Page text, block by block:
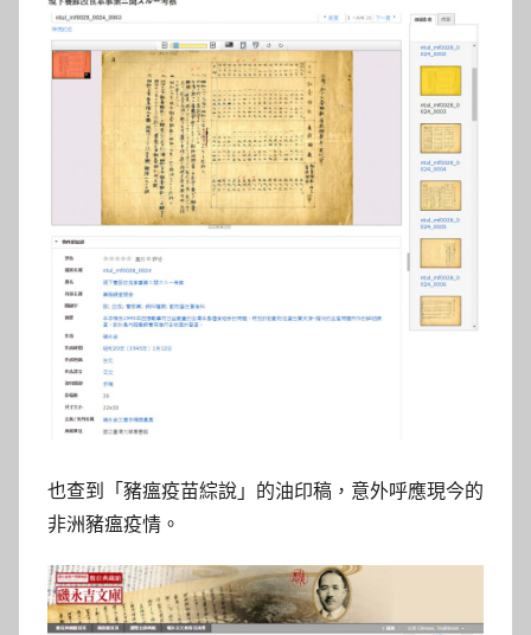
也查到「豬瘟疫苗綜說」的油印稿，意外呼應現今的
非洲豬瘟疫情。